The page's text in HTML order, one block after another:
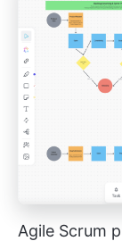
Agile Scrum